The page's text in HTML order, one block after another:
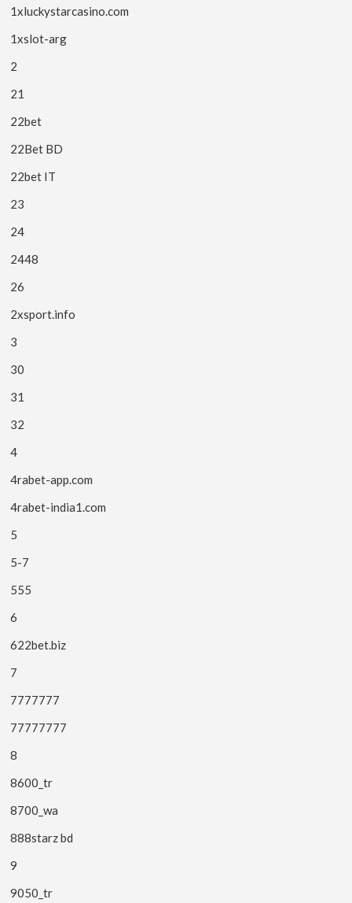
1xluckystarcasino.com
1xslot-arg
2
21
22bet
22Bet BD
22bet IT
23
24
2448
26
2xsport.info
3
30
31
32
4
4rabet-app.com
4rabet-india1.com
5
5-7
555
6
622bet.biz
7
7777777
77777777
8
8600_tr
8700_wa
888starz bd
9
9050_tr